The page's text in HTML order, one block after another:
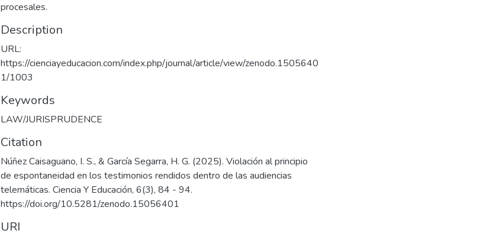
procesales.
Description
URL:
https://cienciayeducacion.com/index.php/journal/article/view/zenodo.1505640
1/1003
Keywords
LAW/JURISPRUDENCE
Citation
Núñez Caisaguano, I. S., & García Segarra, H. G. (2025). Violación al principio
de espontaneidad en los testimonios rendidos dentro de las audiencias
telemáticas. Ciencia Y Educación, 6(3), 84 - 94.
https://doi.org/10.5281/zenodo.15056401
URI